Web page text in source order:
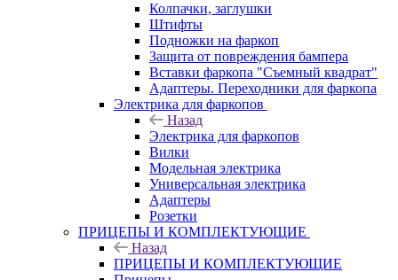
Колпачки, заглушки
Штифты
Подножки на фаркоп
Защита от повреждения бампера
Вставки фаркопа "Съемный квадрат"
Адаптеры. Переходники для фаркопа
Электрика для фаркопов
Назад
Электрика для фаркопов
Вилки
Модельная электрика
Универсальная электрика
Адаптеры
Розетки
ПРИЦЕПЫ И КОМПЛЕКТУЮЩИЕ
Назад
ПРИЦЕПЫ И КОМПЛЕКТУЮЩИЕ